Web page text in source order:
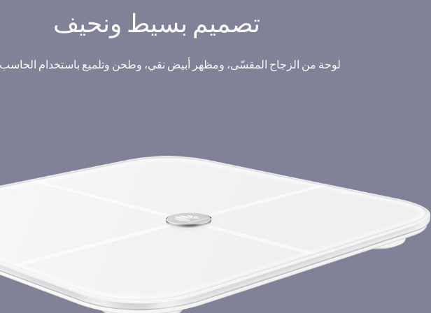
تصميم بسيط ونحيف
لوحة من الزجاج المقسّى، ومظهر أبيض نقي، وطحن وتلميع باستخدام الحاسب